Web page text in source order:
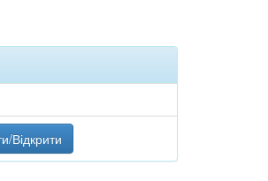
Відкрити